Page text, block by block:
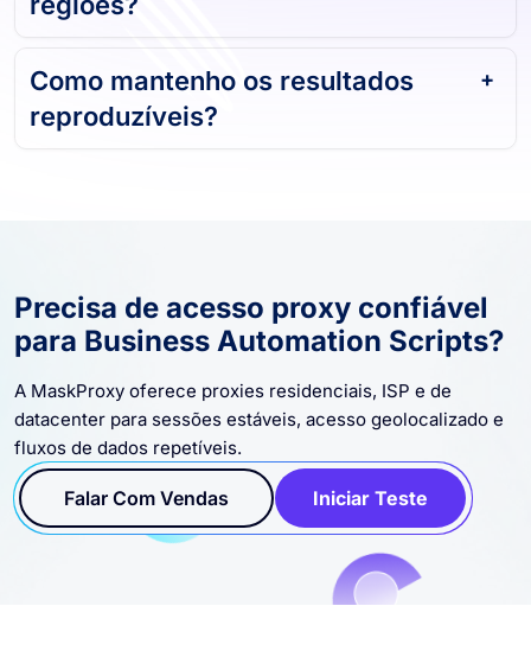
Como mantenho os resultados
reproduzíveis?
Precisa de acesso proxy confiável
para Business Automation Scripts?
A MaskProxy oferece proxies residenciais, ISP e de
datacenter para sessões estáveis, acesso geolocalizado e
fluxos de dados repetíveis.
Falar Com Vendas Iniciar Teste